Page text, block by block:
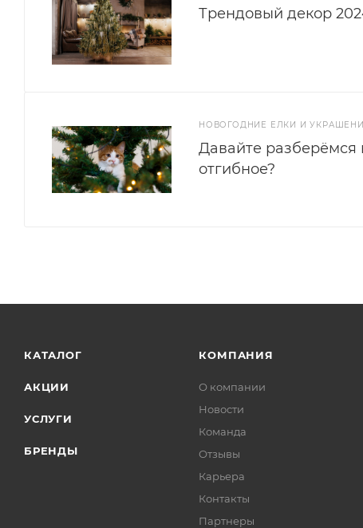
Трендовый декор
НОВОГОДНИЕ ЕЛКИ И
Давайте разберёмся
отгибное?
КАТАЛОГ
АКЦИИ
УСЛУГИ
БРЕНДЫ
КОМПАНИЯ
О компании
Новости
Команда
Отзывы
Карьера
Контакты
Партнеры